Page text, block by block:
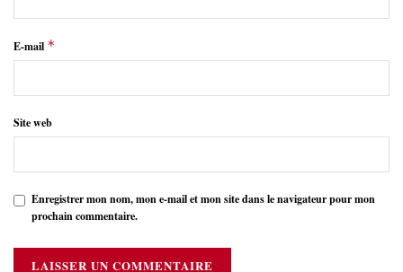
E-mail *
Site web
Enregistrer mon nom, mon e-mail et mon site dans le navigateur pour mon
prochain commentaire.